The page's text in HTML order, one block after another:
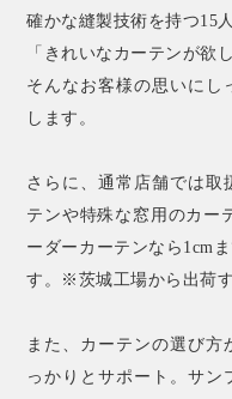
確かな縫製技術を持つ15
「きれいなカーテンが欲し
そんなお客様の思いにし
します。
さらに、通常店舗では取
テンや特殊な窓用のカー
ーダーカーテンなら1cm
す。※茨城工場から出荷
また、カーテンの選び方
っかりとサポート。サン